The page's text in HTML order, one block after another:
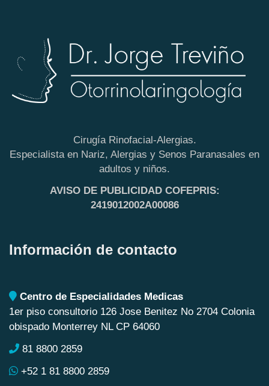
Cirugía Rinofacial-Alergias.
Especialista en Nariz, Alergias y Senos Paranasales en
adultos y niños.
AVISO DE PUBLICIDAD COFEPRIS:
2419012002A00086
Información de contacto
Centro de Especialidades Medicas
1er piso consultorio 126 Jose Benitez No 2704 Colonia
obispado Monterrey NL CP 64060
81 8800 2859
+52 1 81 8800 2859